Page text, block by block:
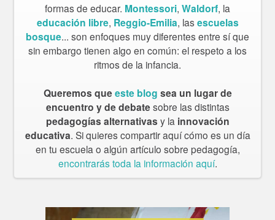
formas de educar. Montessori, Waldorf, la
educación libre, Reggio-Emilia, las escuelas
bosque... son enfoques muy diferentes entre sí que
sin embargo tienen algo en común: el respeto a los
ritmos de la infancia.
Queremos queeste blog sea un lugar de
encuentro y de debatesobre las distintas
pedagogías alternativas y la innovación
educativa. Si quieres compartir aquí cómo es un día
en tu escuela o algún artículo sobre pedagogía,
encontrarás toda la información aquí.